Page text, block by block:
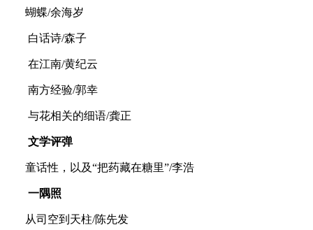
蝴蝶/余海岁
白话诗/森子
在江南/黄纪云
南方经验/郭幸
与花相关的细语/龚正
文学评弹
童话性，以及“把药藏在糖里”/李浩
一隅照
从司空到天柱/陈先发